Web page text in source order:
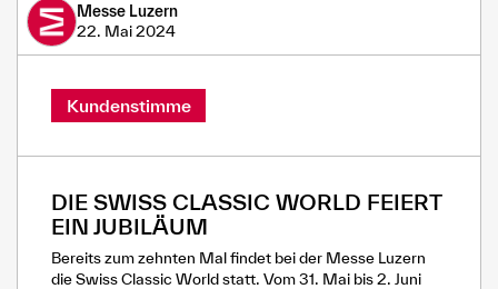
Messe Luzern
22. Mai 2024
Kundenstimme
DIE SWISS CLASSIC WORLD FEIERT
EIN JUBILÄUM
Bereits zum zehnten Mal findet bei der Messe Luzern
die Swiss Classic World statt. Vom 31. Mai bis 2. Juni